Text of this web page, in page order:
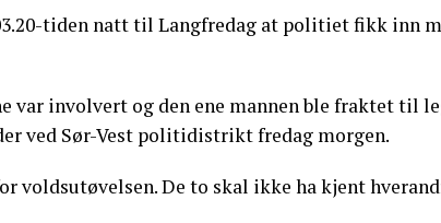
tiden natt til Langfredag at politiet fikk inn
var involvert og den ene mannen ble fraktet til
ved Sør-Vest politidistrikt fredag morgen.
voldsutøvelsen. De to skal ikke ha kjent